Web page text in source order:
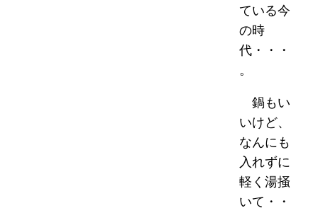
ている今
の時
代・・・
。
鍋もい
いけど、
なんにも
入れずに
軽く湯掻
いて・・